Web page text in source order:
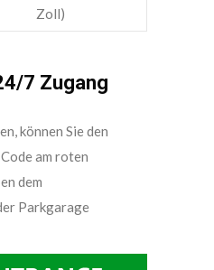
Zoll)
7 Zugang
können Sie den
am roten
dem
Parkgarage